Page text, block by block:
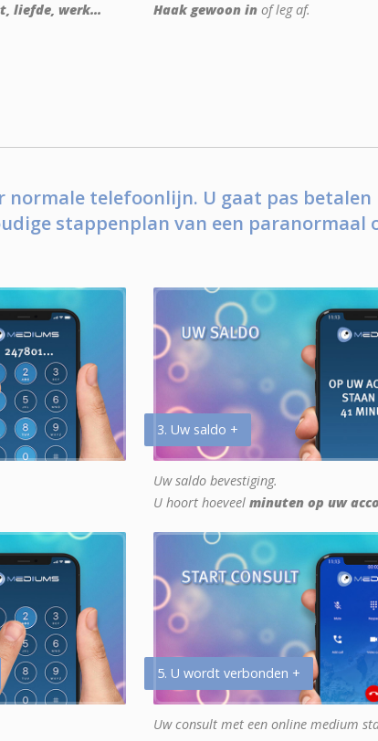
liefde, werk...
Haak gewoon in of leg af.
normale telefoonlijn. U gaat pas
stappenplan van een paranormaal
3. Uw saldo +
Uw saldo bevestiging.
U hoort hoeveel minuten op uw
5. U wordt verbonden +
Uw consult met een online medium